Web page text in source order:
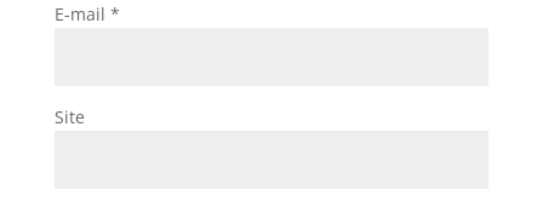
E-mail *
Site